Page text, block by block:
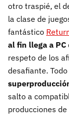
otro traspié, el
la clase de
fantástico
al fin llega a PC
respeto de los
desafiante.
salto a
producciones